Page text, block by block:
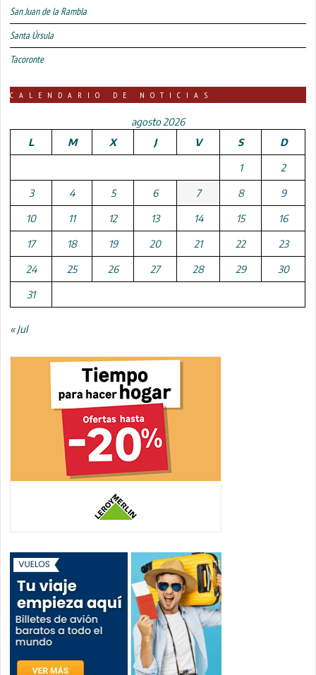
San Juan de la Rambla
Santa Úrsula
Tacoronte
CALENDARIO DE NOTICIAS
agosto 2026
L
M X J V S D
1 2
3 4 5 6 7 8 9
10 11 12 13 14 15 16
17 18 19 20 21 22 23
24 25 26 27 28 29 30
31
« Jul